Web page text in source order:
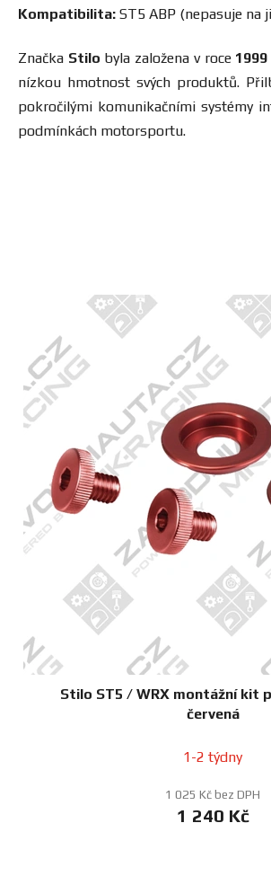
Kompatibilita: ST5 ABP (nepasuje na
Značka Stilo byla založena v roce 1999
nízkou hmotnost svých produktů.
pokročilými komunikačními systémy
podmínkách motorsportu.
Stilo ST5 / WRX montážní kit
červená
1-2 týdny
1 025 Kč bez DPH
1 240 Kč